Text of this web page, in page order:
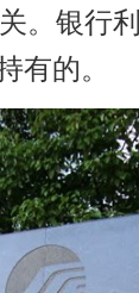
。银行
有的。